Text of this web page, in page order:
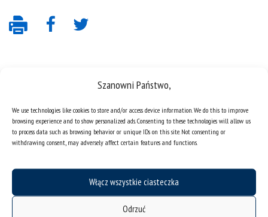
Szanowni Państwo,
We use technologies like cookies to store and/or access device information. We do this to improve
browsing experience and to show personalized ads. Consenting to these technologies will allow us
to process data such as browsing behavior or unique IDs on this site. Not consenting or
withdrawing consent, may adversely affect certain features and functions.
Włącz wszystkie ciasteczka
Odrzuć
deklaracja dostępności
organizacja roku akademickiego
USOSweb